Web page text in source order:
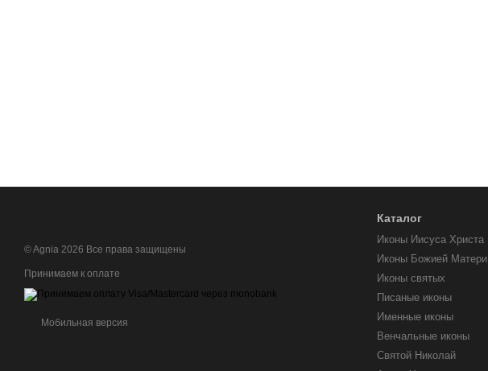
© Agnia 2026 Все права защищены
Принимаем к оплате
Мобильная версия
Каталог
Иконы Иисуса Христа
Иконы Божией Матери
Иконы святых
Писаные иконы
Именные иконы
Венчальные иконы
Святой Николай